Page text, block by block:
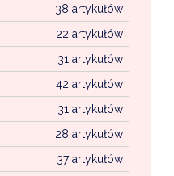
38 artykułów
22 artykułów
31 artykułów
42 artykułów
31 artykułów
28 artykułów
37 artykułów